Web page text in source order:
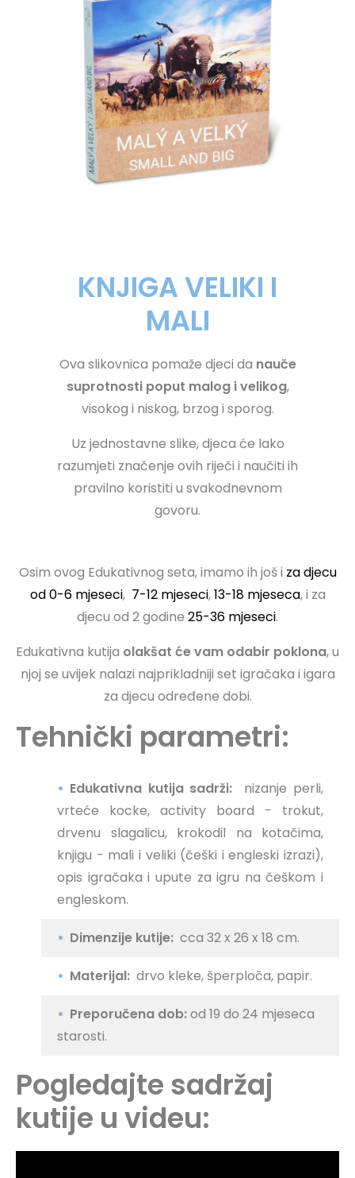
KNJIGA VELIKI I
MALI
Ova slikovnica pomaže djeci da nauče
suprotnosti poput malog i velikog,
visokog i niskog, brzog i sporog.
Uz jednostavne slike, djeca će lako
razumjeti značenje ovih riječi i naučiti ih
pravilno koristiti u svakodnevnom
govoru.
Osim ovog Edukativnog seta, imamo ih još i za djecu
od 0-6 mjeseci, 7-12 mjeseci,13-18 mjeseca, i za
djecu od 2 godine 25-36 mjeseci.
Edukativna kutija olakšat će vam odabir poklona, ​​u
njoj se uvijek nalazi najprikladniji set igračaka i igara
za djecu određene dobi.
Tehnički parametri:
Edukativna kutija sadrži: nizanje perli,
vrteće kocke, activity board - trokut,
drvenu slagalicu, krokodil na kotačima,
knjigu - mali i veliki (češki i engleski izrazi),
opis igračaka i upute za igru ​​na češkom i
engleskom.
Dimenzije kutije: cca 32 x 26 x 18 cm.
Materijal: drvo kleke, šperploča, papir.
Preporučena dob:od 19 do 24 mjeseca
starosti.
Pogledajte sadržaj
kutije u videu: